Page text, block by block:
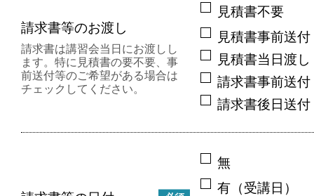
請求書等のお渡し
請求書は講習会当日にお渡しし
ます。特に見積書の要不要、事
前送付等のご希望がある場合は
チェックしてください。
見積書不要
見積書事前送付
見積書当日渡し
請求書事前送付
請求書後日送付
無
有（受講日）